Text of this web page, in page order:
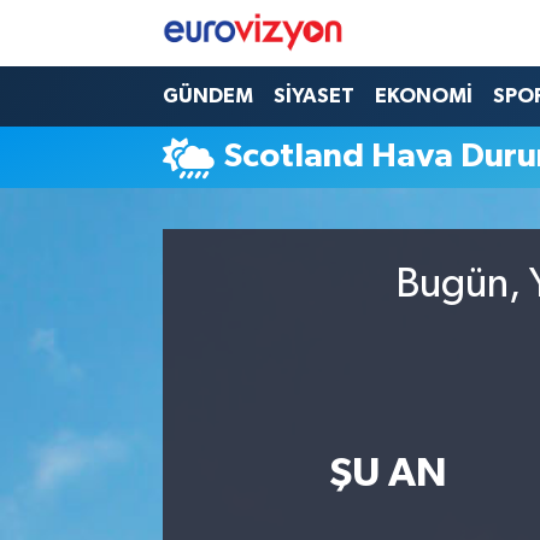
GÜNDEM SİYASET EKONOMİ
Scotland Hava
Bugün,
ŞU AN